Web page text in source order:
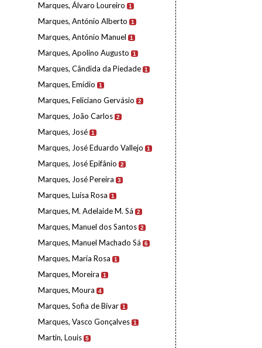
Marques, Álvaro Loureiro 1
Marques, António Alberto 1
Marques, António Manuel 1
Marques, Apolino Augusto 1
Marques, Cândida da Piedade 1
Marques, Emídio 1
Marques, Feliciano Gervásio 2
Marques, João Carlos 2
Marques, José 1
Marques, José Eduardo Vallejo 1
Marques, José Epifânio 2
Marques, José Pereira 3
Marques, Luísa Rosa 1
Marques, M. Adelaide M. Sá 2
Marques, Manuel dos Santos 2
Marques, Manuel Machado Sá 6
Marques, Maria Rosa 1
Marques, Moreira 1
Marques, Moura 4
Marques, Sofia de Bívar 1
Marques, Vasco Gonçalves 1
Martin, Louis 5